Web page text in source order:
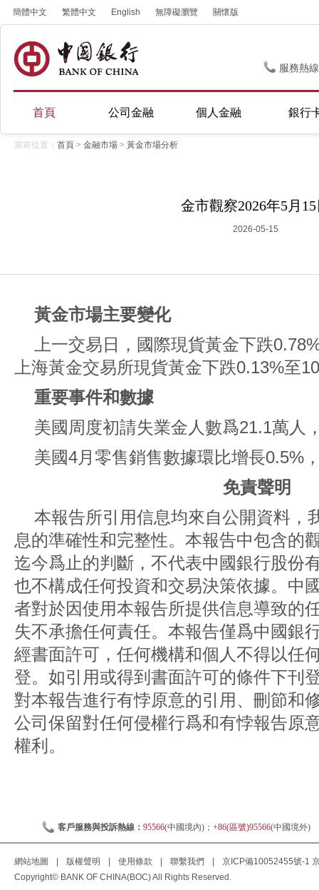
簡體中文 繁體中文 English 無障礙瀏覽 關懷版
服務熱
首頁 公司金融 個人金融 銀行
當前位置： 首頁 > 金融市場 > 黃金市場分析
金市觀察2026年5月
2026-05-15
黃金市場主要變化
上一交易日，國際現貨黃金下跌
上海黃金交易所現貨黃金下跌0.13%至
重要事件和數據
美國周度初請失業金人數爲21.1萬人
美國4月零售銷售數據環比增長0.5%
免責聲明
本報告所引用信息均來自公開資料，
息的準確性和完整性。本報告中包含的
迄今爲止的判斷，不代表中國銀行股份
也不構成任何投資和交易決策依據。中
者對於因使用本報告所提供信息導致的
失不承擔任何責任。本報告僅爲中國銀
經書面許可，任何機構和個人不得以任
登。如引用或得到書面許可的條件下刊
對本報告進行有悖原意的引用、刪節和
公司保留對任何侵權行爲和有悖報告原
權利。
客戶服務與投訴熱線： 95566(中國境內)； +86(區號)95566(中國境外)
網站地圖 版權聲明 使用條款 聯繫我們 京ICP備10052455號-1
Copyright© BANK OF CHINA(BOC) All Rights Reserved.